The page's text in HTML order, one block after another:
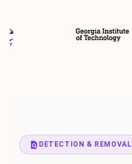
DETECTION & REMOVAL